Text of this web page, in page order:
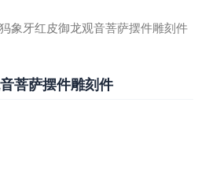
象牙红皮御龙观音菩萨摆件雕刻件
菩萨摆件雕刻件